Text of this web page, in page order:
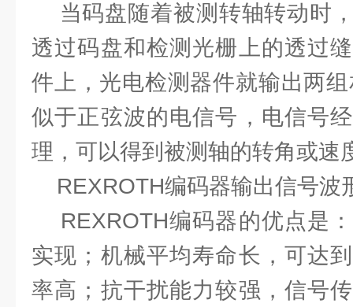
当码盘随着被测转轴转动时
透过码盘和检测光栅上的透过
件上，光电检测器件就输出两
似于正弦波的电信号，电信号
理，可以得到被测轴的转角或速
REXROTH编码器输出信号波
REXROTH编码器的优点是
实现；机械平均寿命长，可达
率高；抗干扰能力较强，信号